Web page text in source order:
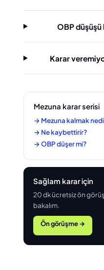
OBP düşüşü
Karar
Mezuna karar serisi
→ Mezuna kalmak
→ Ne kaybettirir?
→ OBP düşer mi?
Sağlam karar için
20 dk ücretsiz ön
bakalım.
Ön görüşme →